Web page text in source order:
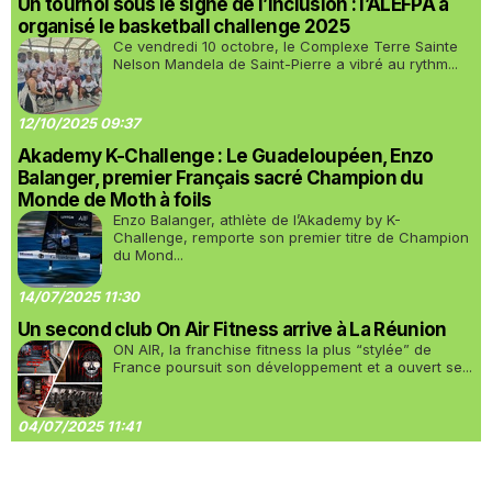
Un tournoi sous le signe de l’inclusion : l’ALEFPA a
organisé le basketball challenge 2025
Ce vendredi 10 octobre, le Complexe Terre Sainte
Nelson Mandela de Saint-Pierre a vibré au rythm...
12/10/2025 09:37
Akademy K-Challenge : Le Guadeloupéen, Enzo
Balanger, premier Français sacré Champion du
Monde de Moth à foils
Enzo Balanger, athlète de l’Akademy by K-
Challenge, remporte son premier titre de Champion
du Mond...
14/07/2025 11:30
Un second club On Air Fitness arrive à La Réunion
ON AIR, la franchise fitness la plus “stylée” de
France poursuit son développement et a ouvert se...
04/07/2025 11:41